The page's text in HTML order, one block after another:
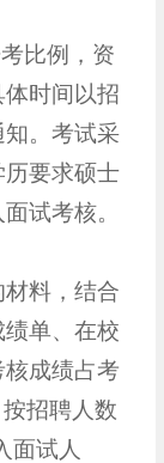
比例，资
时间以招
。考试采
要求硕士
试考核。
料，结合
单、在校
成绩占考
招聘人数
面试人